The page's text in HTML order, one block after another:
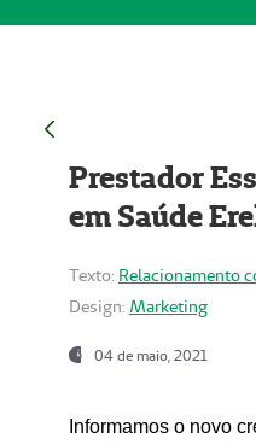
Prestador
em Saúde
Texto: Relacionamento
Design: Marketing
04 de maio, 2021
Informamos o novo